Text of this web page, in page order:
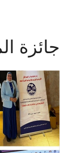
جائزة